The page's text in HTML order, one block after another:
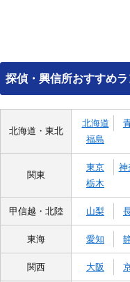
探偵・興信所おすすめ
北海道・東北
北海道
福島
関東
東京 神
栃木
甲信越・北陸 山梨
東海 愛知
関西 大阪